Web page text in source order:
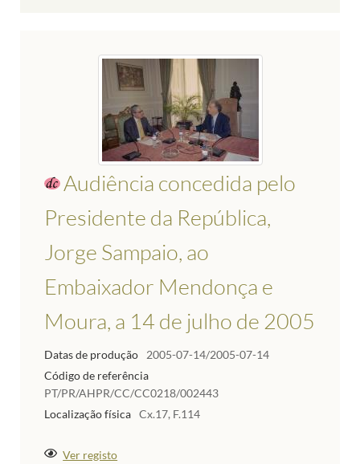
Audiência concedida pelo
Presidente da República,
Jorge Sampaio, ao
Embaixador Mendonça e
Moura, a 14 de julho de 2005
Datas de produção
2005-07-14/2005-07-14
Código de referência
PT/PR/AHPR/CC/CC0218/002443
Localização física Cx.17, F.114
Ver registo